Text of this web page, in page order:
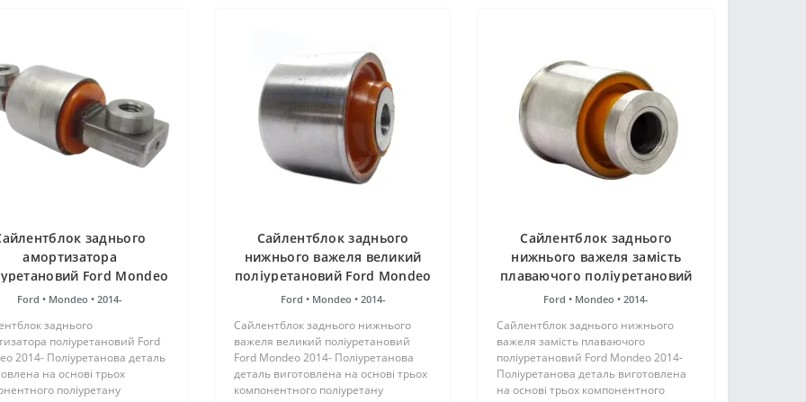
заднього
амортизатора
Ford Mondeo
2014-
Ford • Mondeo •2014-
заднього
поліуретановий Ford
2014- Поліуретанова деталь
на основі трьох
поліуретану
Сайлентблок заднього
нижнього важеля великий
поліуретановий Ford Mondeo
2014-
Ford • Mondeo • 2014-
Сайлентблок заднього нижнього
важеля великий поліуретановий
Ford Mondeo 2014- Поліуретанова
деталь виготовлена на основі трьох
компонентного поліуретану
Сайлентблок заднього
нижнього важеля замість
плаваючого поліуретановий
Ford Mondeo 2014-
Ford • Mondeo •2014-
Сайлентблок заднього нижнього
важеля замість плаваючого
поліуретановий Ford Mondeo 2014-
Поліуретанова деталь виготовлена
на основі трьох компонентного